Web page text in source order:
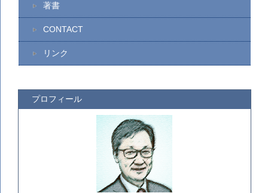
著書
CONTACT
リンク
プロフィール